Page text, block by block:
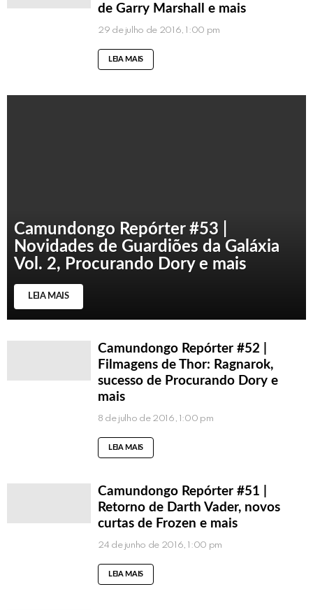
de Garry Marshall e mais
29 de julho de 2016, 1:00 pm
LEIA MAIS
Camundongo Repórter #53 |
Novidades de Guardiões da Galáxia
Vol. 2, Procurando Dory e mais
LEIA MAIS
Camundongo Repórter #52 |
Filmagens de Thor: Ragnarok,
sucesso de Procurando Dory e
mais
8 de julho de 2016, 1:00 pm
LEIA MAIS
Camundongo Repórter #51 |
Retorno de Darth Vader, novos
curtas de Frozen e mais
24 de junho de 2016, 1:00 pm
LEIA MAIS